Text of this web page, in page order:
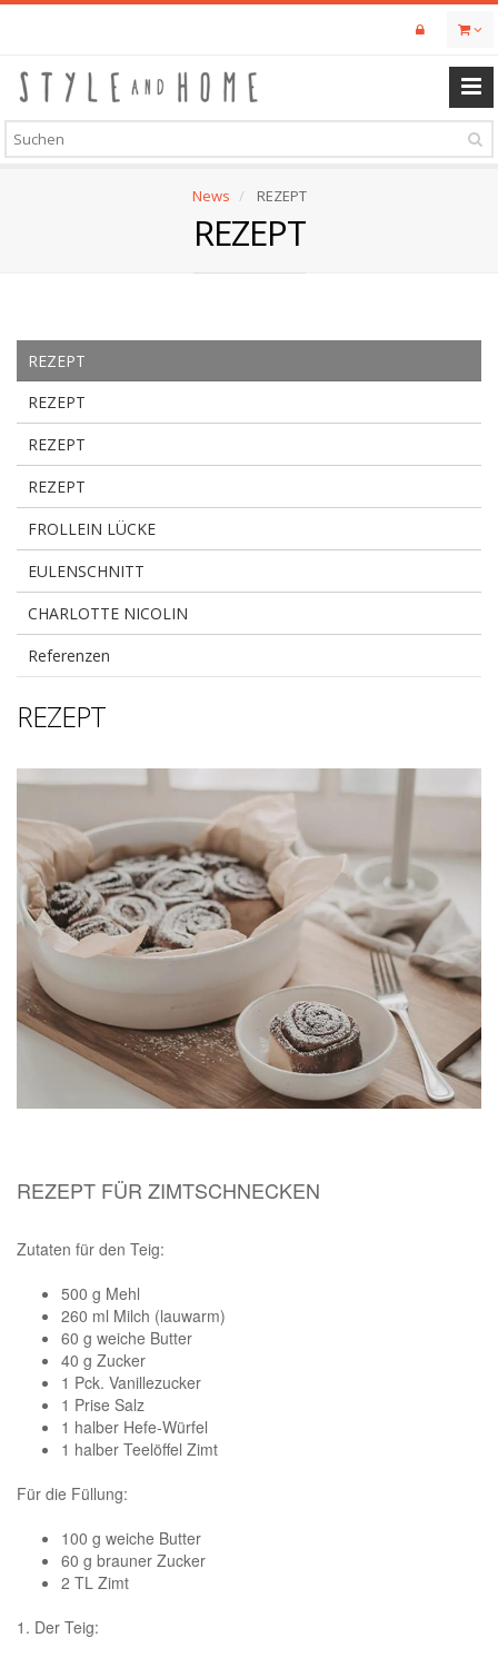
Skip
content
News REZEPT
REZEPT
REZEPT
REZEPT
REZEPT
REZEPT
FROLLEIN LÜCKE
EULENSCHNITT
CHARLOTTE NICOLIN
Referenzen
REZEPT
REZEPT FÜR ZIMTSCHNECKEN
Zutaten für den Teig:
500 g Mehl
260 ml Milch (lauwarm)
60 g weiche Butter
40 g Zucker
1 Pck. Vanillezucker
1 Prise Salz
1 halber Hefe-Würfel
1 halber Teelöffel Zimt
Für die Füllung:
100 g weiche Butter
60 g brauner Zucker
2 TL Zimt
1. Der Teig: